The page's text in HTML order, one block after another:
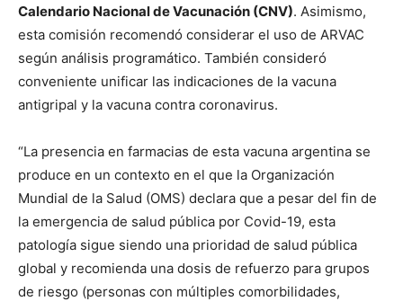
Calendario Nacional de Vacunación (CNV). Asimismo,
esta comisión recomendó considerar el uso de ARVAC
según análisis programático. También consideró
conveniente unificar las indicaciones de la vacuna
antigripal y la vacuna contra coronavirus.
“La presencia en farmacias de esta vacuna argentina se
produce en un contexto en el que la Organización
Mundial de la Salud (OMS) declara que a pesar del fin de
la emergencia de salud pública por Covid-19, esta
patología sigue siendo una prioridad de salud pública
global y recomienda una dosis de refuerzo para grupos
de riesgo (personas con múltiples comorbilidades,